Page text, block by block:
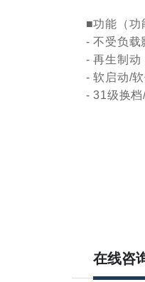
■功能（功
- 不受负载
- 再生制动
- 软启动/
- 31级换档
在线咨